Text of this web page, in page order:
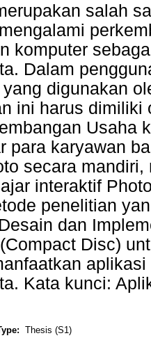
salah
komputer
Dalam
digunakan
ini harus
Usaha
para karyawan
secara
interaktif
penelitian
dan
Disc)
Kata kunci:
Thesis (S1)